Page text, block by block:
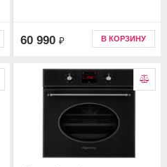
60 990 ₽ В КОРЗИНУ